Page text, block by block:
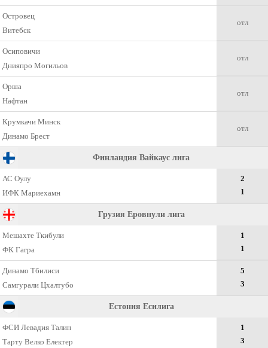
Островец
Витебск
отл
Осиповичи
Днияпро Могильов
отл
Орша
Нафтан
отл
Крумкачи Минск
Динамо Брест
отл
Финландия Вайкаус лига
АС Оулу
ИФК Мариехамн
2
1
Грузия Еровнули лига
Мешахте Ткибули
ФК Гагра
1
1
Динамо Тбилиси
Самгурали Цхалтубо
5
3
Естония Есилига
ФСИ Левадия Талин
Тарту Велко Електер
1
3